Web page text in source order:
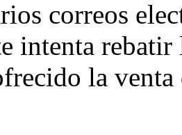
correos
intenta
la